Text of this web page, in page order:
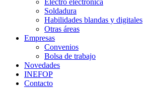
Soldadura
Habilidades blandas y digitales
Otras áreas
Empresas
Convenios
Bolsa de trabajo
Novedades
INEFOP
Contacto